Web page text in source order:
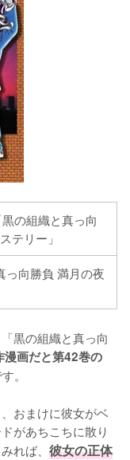
の組織と真っ向
テリー」
向勝負 満月の夜
黒の組織と真っ向
漫画だと第42巻の
。
おまけに彼女がベ
があちこちに散り
れば、 彼女の正体